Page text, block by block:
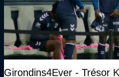
Girondins4Ever - Trésor